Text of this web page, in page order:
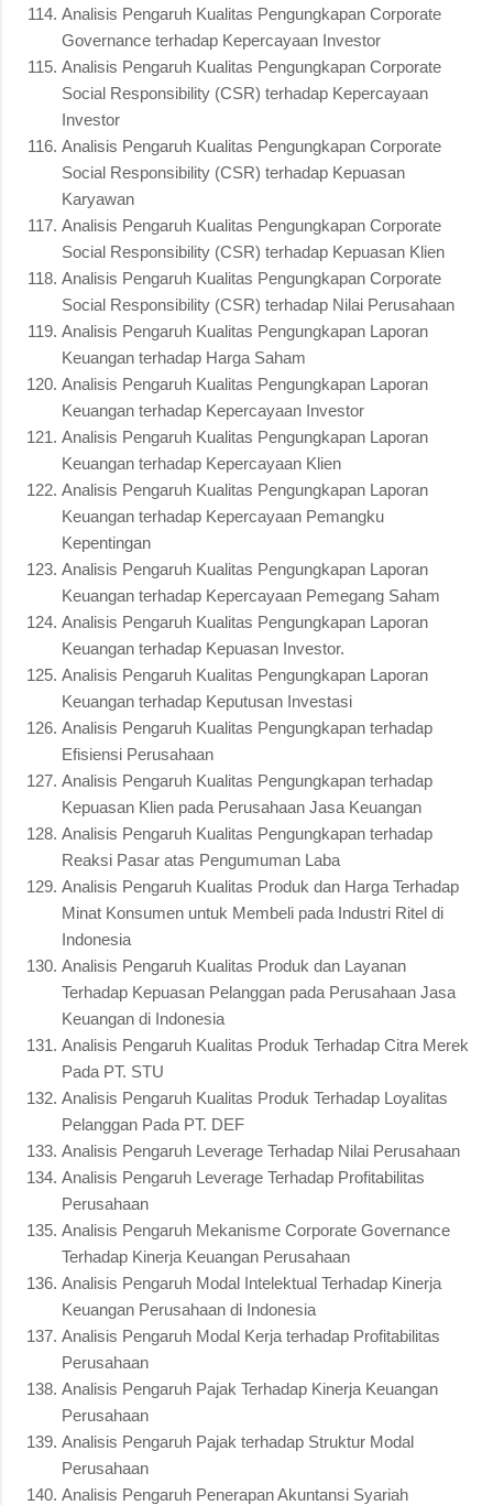
Analisis Pengaruh Kualitas Pengungkapan Corporate
Governance terhadap Kepercayaan Investor
Analisis Pengaruh Kualitas Pengungkapan Corporate
Social Responsibility (CSR) terhadap Kepercayaan
Investor
Analisis Pengaruh Kualitas Pengungkapan Corporate
Social Responsibility (CSR) terhadap Kepuasan
Karyawan
Analisis Pengaruh Kualitas Pengungkapan Corporate
Social Responsibility (CSR) terhadap Kepuasan Klien
Analisis Pengaruh Kualitas Pengungkapan Corporate
Social Responsibility (CSR) terhadap Nilai Perusahaan
Analisis Pengaruh Kualitas Pengungkapan Laporan
Keuangan terhadap Harga Saham
Analisis Pengaruh Kualitas Pengungkapan Laporan
Keuangan terhadap Kepercayaan Investor
Analisis Pengaruh Kualitas Pengungkapan Laporan
Keuangan terhadap Kepercayaan Klien
Analisis Pengaruh Kualitas Pengungkapan Laporan
Keuangan terhadap Kepercayaan Pemangku
Kepentingan
Analisis Pengaruh Kualitas Pengungkapan Laporan
Keuangan terhadap Kepercayaan Pemegang Saham
Analisis Pengaruh Kualitas Pengungkapan Laporan
Keuangan terhadap Kepuasan Investor.
Analisis Pengaruh Kualitas Pengungkapan Laporan
Keuangan terhadap Keputusan Investasi
Analisis Pengaruh Kualitas Pengungkapan terhadap
Efisiensi Perusahaan
Analisis Pengaruh Kualitas Pengungkapan terhadap
Kepuasan Klien pada Perusahaan Jasa Keuangan
Analisis Pengaruh Kualitas Pengungkapan terhadap
Reaksi Pasar atas Pengumuman Laba
Analisis Pengaruh Kualitas Produk dan Harga Terhadap
Minat Konsumen untuk Membeli pada Industri Ritel di
Indonesia
Analisis Pengaruh Kualitas Produk dan Layanan
Terhadap Kepuasan Pelanggan pada Perusahaan Jasa
Keuangan di Indonesia
Analisis Pengaruh Kualitas Produk Terhadap Citra Merek
Pada PT. STU
Analisis Pengaruh Kualitas Produk Terhadap Loyalitas
Pelanggan Pada PT. DEF
Analisis Pengaruh Leverage Terhadap Nilai Perusahaan
Analisis Pengaruh Leverage Terhadap Profitabilitas
Perusahaan
Analisis Pengaruh Mekanisme Corporate Governance
Terhadap Kinerja Keuangan Perusahaan
Analisis Pengaruh Modal Intelektual Terhadap Kinerja
Keuangan Perusahaan di Indonesia
Analisis Pengaruh Modal Kerja terhadap Profitabilitas
Perusahaan
Analisis Pengaruh Pajak Terhadap Kinerja Keuangan
Perusahaan
Analisis Pengaruh Pajak terhadap Struktur Modal
Perusahaan
Analisis Pengaruh Penerapan Akuntansi Syariah